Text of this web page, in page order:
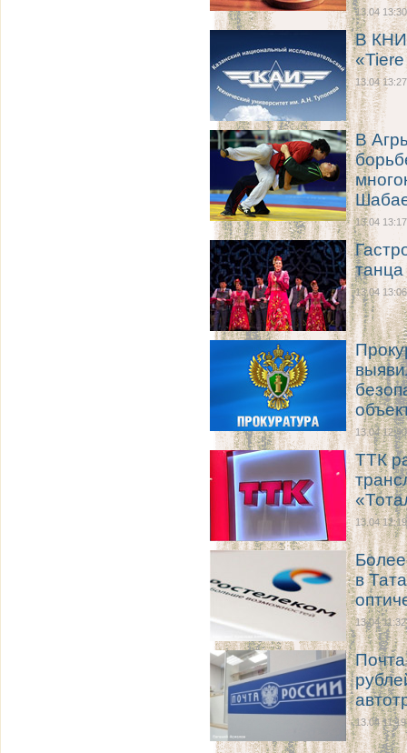
13.04 13:30
В
13.04 13:27
В
13.04 13:17
13.04 13:06
13.04 12:40
ТТК
13.04 12:19
в
13.04 11:32
13.04 11:19